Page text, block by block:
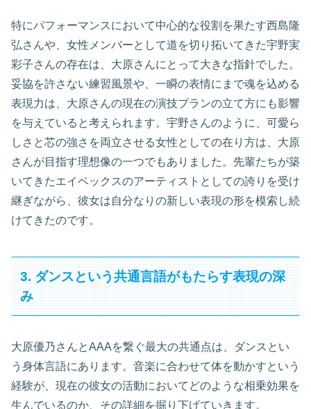
特にパフォーマンスにおいて中心的な役割を果たす西島隆
弘さんや、女性メンバーとして道を切り拓いてきた宇野実
彩子さんの存在は、大原さんにとって大きな指針でした。
妥協を許さない練習風景や、一瞬の表情にまで魂を込める
表現力は、大原さんの現在の演技プランの立て方にも影響
を与えていると考えられます。宇野さんのように、可愛ら
しさと芯の強さを両立させる女性としての在り方は、大原
さんが目指す理想像の一つでもありました。先輩たちが築
いてきたエイベックスのアーティストとしての誇りを受け
継ぎながら、彼女は自分なりの新しい表現の形を模索し続
けてきたのです。
3. ダンスという共通言語がもたらす表現の深
み
大原優乃さんとAAAを繋ぐ最大の共通点は、ダンスとい
う身体言語にあります。音楽に合わせて体を動かすという
経験が、現在の彼女の活動においてどのような相乗効果を
生んでいるのか、その詳細を掘り下げていきます。